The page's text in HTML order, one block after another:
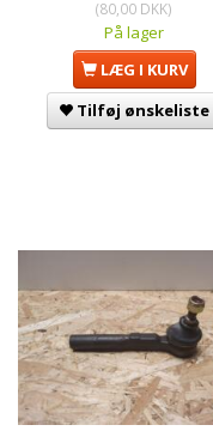
(80,00 DKK)
På lager
LÆG I KURV
Tilføj ønskeliste